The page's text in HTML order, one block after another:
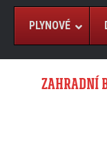
PLYNOVÉ
ZAHRADNÍ